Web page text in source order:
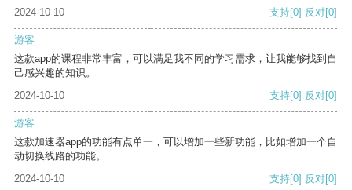
2024-10-10 支持[0] 反对[0]
游客
这款app的课程非常丰富，可以满足我不同的学习需求，让我能够找到自
己感兴趣的知识。
2024-10-10
支持[0] 反对[0]
游客
这款加速器app的功能有点单一，可以增加一些新功能，比如增加一个自
动切换线路的功能。
2024-10-10
支持[0] 反对[0]